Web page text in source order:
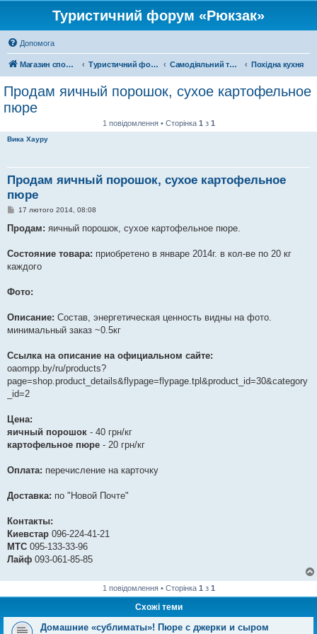
Туристичний форум «Рюкзак»
Допомога
Магазин спорядження Туристичний форум «Рюкзак» Самодіяльний туризм Похідна кухня
Продам яичный порошок, сухое картофельное
пюре
1 повідомлення • Сторінка 1 з 1
Вика Хауру
Продам яичный порошок, сухое картофельное
пюре
П
в
і
о
л
н
17 лютого 2014, 08:08
Продам: яичный порошок, сухое картофельное пюре.
Состояние товара: приобретено в январе 2014г. в кол-ве по 20 кг
каждого
Фото:
Описание: Состав, энергетическая ценность видны на фото.
минимальный заказ ~0.5кг
Ссылка на описание на официальном сайте:
oaompp.by/ru/products?
page=shop.product_details&flypage=flypage.tpl&product_id=30&category
_id=2
Цена:
яичный порошок - 40 грн/кг
картофельное пюре - 20 грн/кг
Оплата: перечисление на карточку
Доставка: по "Новой Почте"
Контакты:
Киевстар 096-224-41-21
МТС 095-133-33-96
Лайф 093-061-85-85
1 повідомлення • Сторінка 1 з 1
Схожі теми
Домашние «сублиматы»! Пюре с джерки и сыром